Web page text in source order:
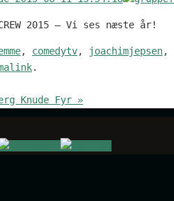
CREW 2015 – Vi ses næste år!
, comedytv, joachimjepsen,
.
Knude Fyr »